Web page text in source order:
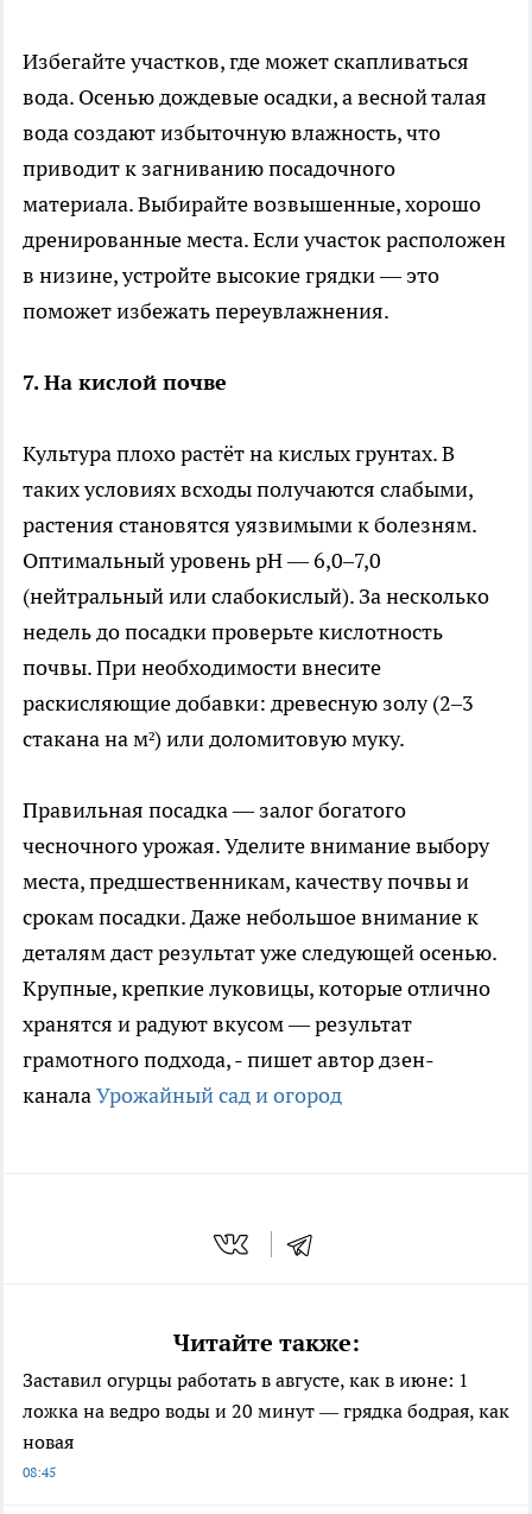
Избегайте участков, где может скапливаться
вода. Осенью дождевые осадки, а весной талая
вода создают избыточную влажность, что
приводит к загниванию посадочного
материала. Выбирайте возвышенные, хорошо
дренированные места. Если участок расположен
в низине, устройте высокие грядки — это
поможет избежать переувлажнения.
7. На кислой почве
Культура плохо растёт на кислых грунтах. В
таких условиях всходы получаются слабыми,
растения становятся уязвимыми к болезням.
Оптимальный уровень pH — 6,0–7,0
(нейтральный или слабокислый). За несколько
недель до посадки проверьте кислотность
почвы. При необходимости внесите
раскисляющие добавки: древесную золу (2–3
стакана на м²) или доломитовую муку.
Правильная посадка — залог богатого
чесночного урожая. Уделите внимание выбору
места, предшественникам, качеству почвы и
срокам посадки. Даже небольшое внимание к
деталям даст результат уже следующей осенью.
Крупные, крепкие луковицы, которые отлично
хранятся и радуют вкусом — результат
грамотного подхода, - пишет автор дзен-
каналаУрожайный сад и огород
Читайте также:
Заставил огурцы работать в августе, как в июне: 1
ложка на ведро воды и 20 минут — грядка бодрая, как
новая
08:45